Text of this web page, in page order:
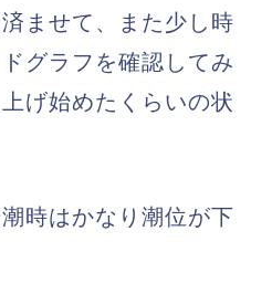
ませて、また少し時
グラフを確認してみ
げ始めたくらいの状
時はかなり潮位が下